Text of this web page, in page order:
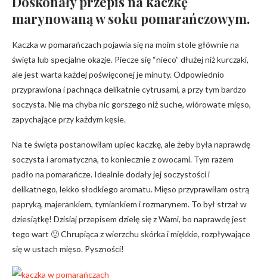
marynowaną w soku pomarańczowym.
Kaczka w pomarańczach pojawia się na moim stole głównie na
święta lub specjalne okazje. Piecze się “nieco” dłużej niż kurczaki,
ale jest warta każdej poświęconej je minuty. Odpowiednio
przyprawiona i pachnąca delikatnie cytrusami, a przy tym bardzo
soczysta. Nie ma chyba nic gorszego niż suche, wiórowate mięso,
zapychające przy każdym kęsie.
Na te święta postanowiłam upiec kaczkę, ale żeby była naprawdę
soczysta i aromatyczna, to koniecznie z owocami. Tym razem
padło na pomarańcze. Idealnie dodały jej soczystości i
delikatnego, lekko słodkiego aromatu. Mięso przyprawiłam ostrą
papryką, majerankiem, tymiankiem i rozmarynem. To był strzał w
dziesiątkę! Dzisiaj przepisem dzielę się z Wami, bo naprawdę jest
tego wart 🙂 Chrupiąca z wierzchu skórka i miękkie, rozpływające
się w ustach mięso. Pyszności!